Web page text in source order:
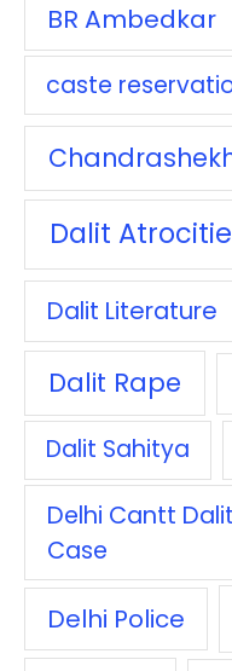
BR Ambedkar
caste
Dalit
Dalit Literature
Dalit Rape
Dalit Sahitya
Delhi Cantt
Case
Delhi Police